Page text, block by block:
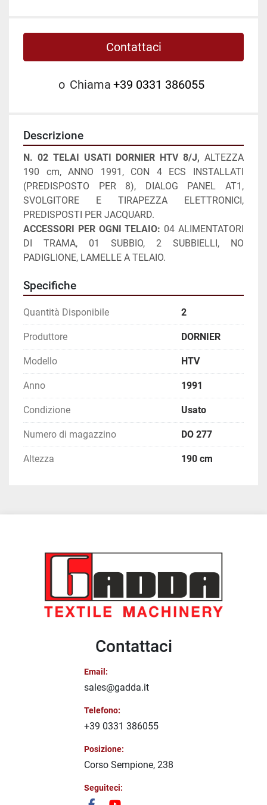
Contattaci
o Chiama +39 0331 386055
Descrizione
N. 02 TELAI USATI DORNIER HTV 8/J, ALTEZZA
190 cm, ANNO 1991, CON 4 ECS INSTALLATI
(PREDISPOSTO PER 8), DIALOG PANEL AT1,
SVOLGITORE E TIRAPEZZA ELETTRONICI,
PREDISPOSTI PER JACQUARD.
ACCESSORI PER OGNI TELAIO: 04 ALIMENTATORI
DI TRAMA, 01 SUBBIO, 2 SUBBIELLI, NO
PADIGLIONE, LAMELLE A TELAIO.
Specifiche
Quantità Disponibile 2
Produttore DORNIER
Modello HTV
Anno 1991
Condizione Usato
Numero di magazzino DO 277
Altezza 190 cm
Contattaci
Email:
sales@gadda.it
Telefono:
+39 0331 386055
Posizione:
Corso Sempione, 238
Seguiteci: